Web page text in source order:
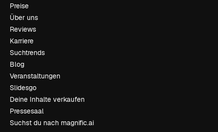
Preise
Über uns
Reviews
Karriere
Suchtrends
Blog
Veranstaltungen
Slidesgo
Deine Inhalte verkaufen
Pressesaal
Suchst du nach magnific.ai